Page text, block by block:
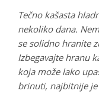
Tečno kašasta
nekoliko dana.
se solidno hranite
Izbegavajte hranu
koja može lako
brinuti, najbitnije je